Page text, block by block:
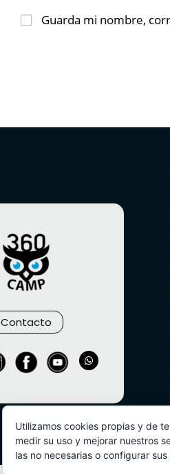
Guarda mi nombre,
Contacto
Utilizamos cookies propias y de
medir su uso y mejorar nuestros
las no necesarias o configurar